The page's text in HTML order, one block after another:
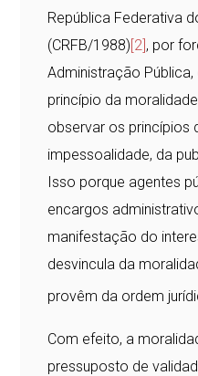
República Federativa
(CRFB/1988)[2], por
Administração
princípio da
observar os princípios
impessoalidade, da
Isso porque agentes
encargos
manifestação do
desvincula da
provêm da ordem
Com efeito, a
pressuposto de